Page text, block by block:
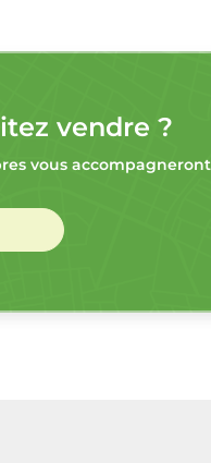
vendre ?
vous